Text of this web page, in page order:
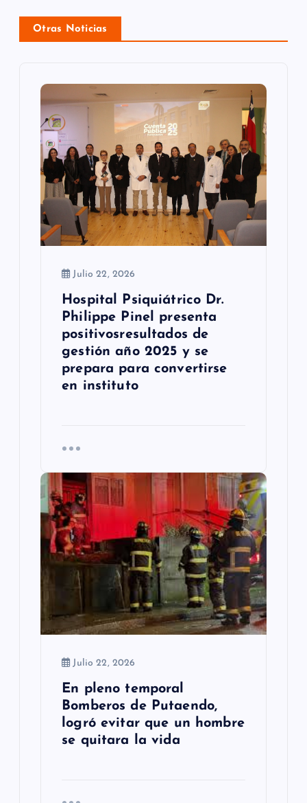
ó
n
Otras Noticias
Julio 22, 2026
Hospital Psiquiátrico Dr.
Philippe Pinel presenta
positivosresultados de
gestión año 2025 y se
prepara para convertirse
en instituto
Julio 22, 2026
En pleno temporal
Bomberos de Putaendo,
logró evitar que un hombre
se quitara la vida